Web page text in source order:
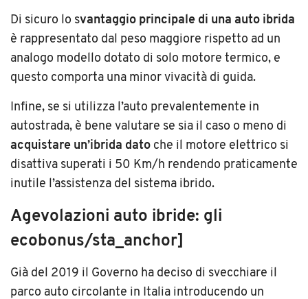
Di sicuro lo svantaggio principale di una auto ibrida
è rappresentato dal peso maggiore rispetto ad un
analogo modello dotato di solo motore termico, e
questo comporta una minor vivacità di guida.
Infine, se si utilizza l’auto prevalentemente in
autostrada, è bene valutare se sia il caso o meno di
acquistare un’ibrida dato che il motore elettrico si
disattiva superati i 50 Km/h rendendo praticamente
inutile l’assistenza del sistema ibrido.
Agevolazioni auto ibride: gli
ecobonus/sta_anchor]
Già del 2019 il Governo ha deciso di svecchiare il
parco auto circolante in Italia introducendo un